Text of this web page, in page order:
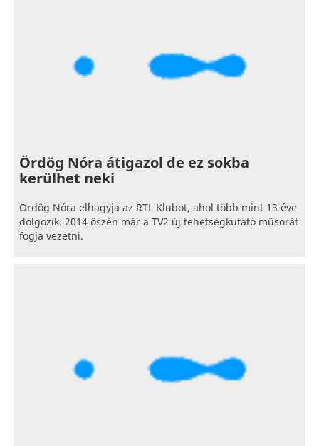
Ördög Nóra átigazol de ez sokba
kerülhet neki
Ördög Nóra elhagyja az RTL Klubot, ahol több mint 13 éve
dolgozik. 2014 őszén már a TV2 új tehetségkutató műsorát
fogja vezetni.